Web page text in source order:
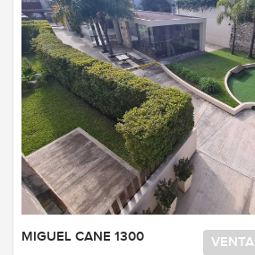
VENTA
MIGUEL CANE 1300